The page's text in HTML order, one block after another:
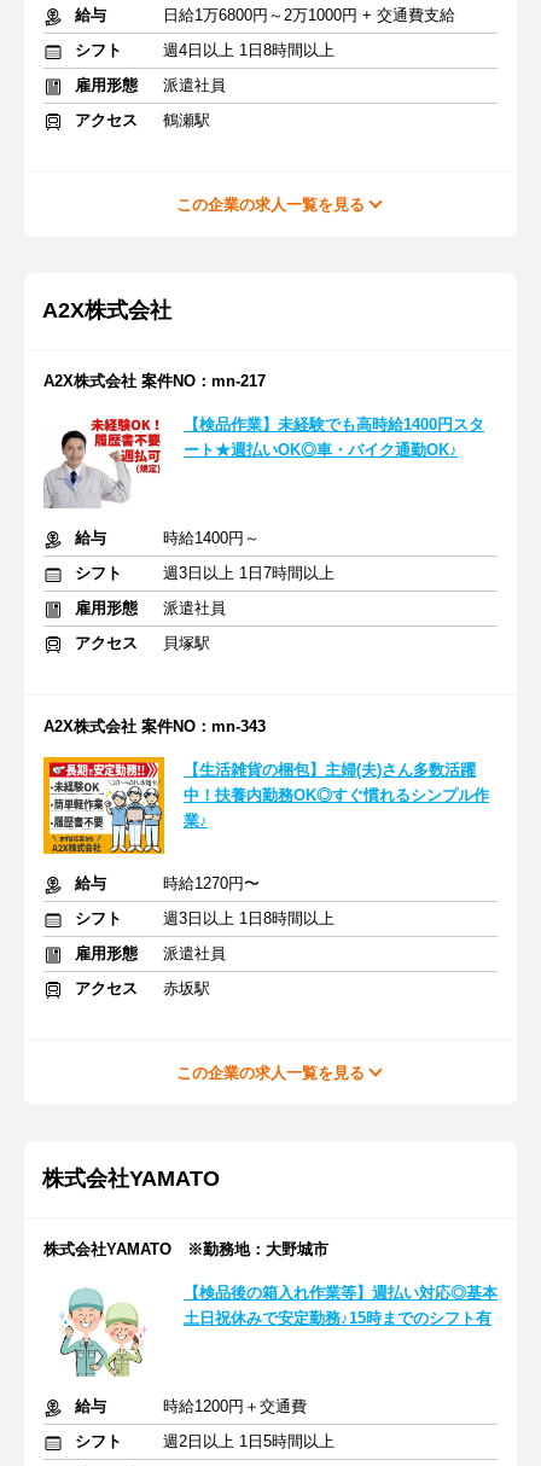
給与
日給1万6800円～2万1000円 + 交通費支給
シフト
週4日以上 1日8時間以上
雇用形態
派遣社員
アクセス
鶴瀬駅
この企業の求人一覧を見る
A2X株式会社
A2X株式会社 案件NO：mn-217
【検品作業】未経験でも高時給1400円スタ
ート★週払いOK◎車・バイク通勤OK♪
給与
時給1400円～
シフト
週3日以上 1日7時間以上
雇用形態
派遣社員
アクセス
貝塚駅
A2X株式会社 案件NO：mn-343
【生活雑貨の梱包】主婦(夫)さん多数活躍
中！扶養内勤務OK◎すぐ慣れるシンプル作
業♪
給与
時給1270円〜
シフト
週3日以上 1日8時間以上
雇用形態
派遣社員
アクセス
赤坂駅
この企業の求人一覧を見る
株式会社YAMATO
株式会社YAMATO ※勤務地：大野城市
【検品後の箱入れ作業等】週払い対応◎基本
土日祝休みで安定勤務♪15時までのシフト有
給与
時給1200円＋交通費
シフト
週2日以上 1日5時間以上